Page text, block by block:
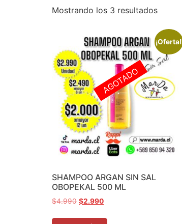
Mostrando los 3 resultados
¡Oferta!
SHAMPOO ARGAN SIN SAL
OBOPEKAL 500 ML
$4.990 $2.990
AGOTADO